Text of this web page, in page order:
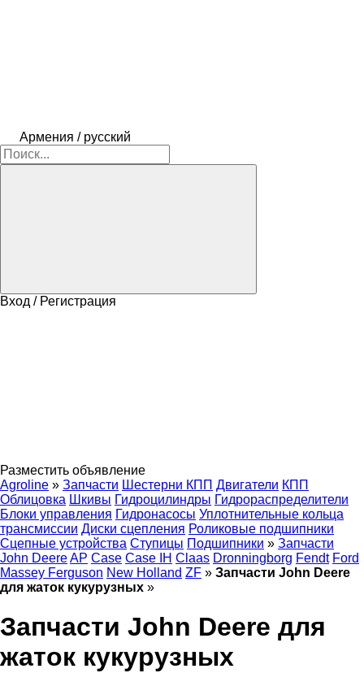
Армения / русский
Вход / Регистрация
Разместить объявление
Agroline » Запчасти Шестерни КПП Двигатели КПП
Облицовка Шкивы Гидроцилиндры Гидрораспределители
Блоки управления Гидронасосы Уплотнительные кольца
трансмиссии Диски сцепления Роликовые подшипники
Сцепные устройства Ступицы Подшипники » Запчасти
John DeereAP Case Case IH Claas Dronningborg Fendt Ford
Massey Ferguson New Holland ZF » Запчасти John Deere
для жаток кукурузных »
Запчасти John Deere для
жаток кукурузных